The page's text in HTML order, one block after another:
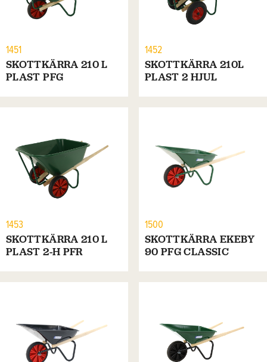
1451
SKOTTKÄRRA 210 L
PLAST PFG
1452
SKOTTKÄRRA 210L
PLAST 2 HJUL
1453
SKOTTKÄRRA 210 L
PLAST 2-H PFR
1500
SKOTTKÄRRA EKEBY
90 PFG CLASSIC